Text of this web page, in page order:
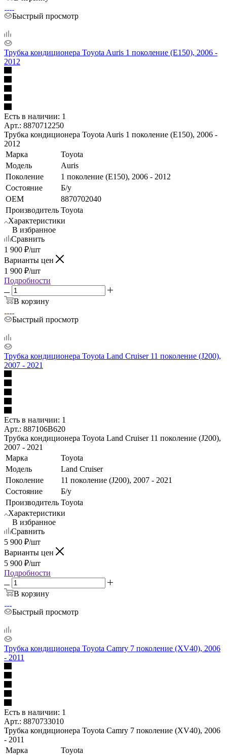
Быстрый просмотр
Трубка кондиционера Toyota Auris 1 поколение (E150), 2006 -
2012
Есть в наличии: 1
Арт.: 8870712250
Трубка кондиционера Toyota Auris 1 поколение (E150), 2006 -
2012
Марка
Toyota
Модель
Auris
Поколение
1 поколение (E150), 2006 - 2012
Состояние
Б/у
OEM
8870702040
Производитель Toyota
Характеристики
В избранное
Сравнить
1 900 ₽/шт
Варианты цен
1 900 ₽/шт
Подробности
В корзину
Быстрый просмотр
Трубка кондиционера Toyota Land Cruiser 11 поколение (J200),
2007 - 2021
Есть в наличии: 1
Арт.: 887106B620
Трубка кондиционера Toyota Land Cruiser 11 поколение (J200),
2007 - 2021
Марка
Toyota
Модель
Land Cruiser
Поколение
11 поколение (J200), 2007 - 2021
Состояние
Б/у
Производитель Toyota
Характеристики
В избранное
Сравнить
5 900 ₽/шт
Варианты цен
5 900 ₽/шт
Подробности
В корзину
Быстрый просмотр
Трубка кондиционера Toyota Camry 7 поколение (XV40), 2006
- 2011
Есть в наличии: 1
Арт.: 8870733010
Трубка кондиционера Toyota Camry 7 поколение (XV40), 2006
- 2011
Марка
Toyota